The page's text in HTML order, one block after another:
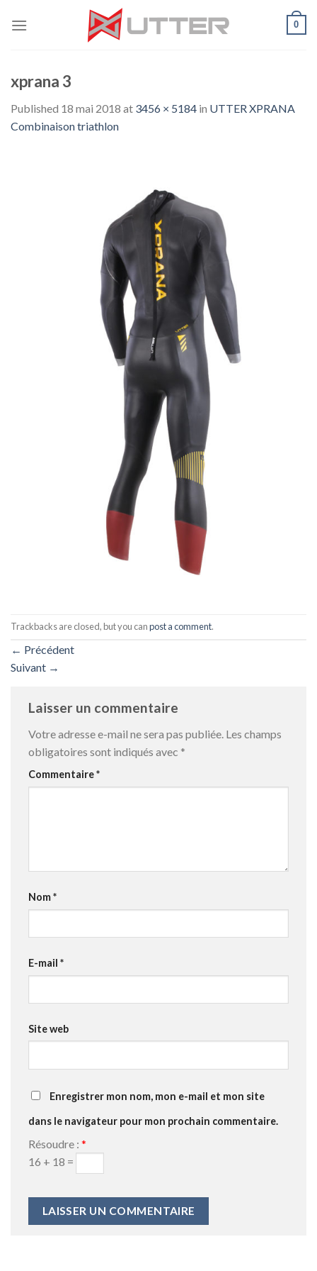
0
xprana 3
Published 18 mai 2018 at 3456 × 5184 in UTTER XPRANA
Combinaison triathlon
Trackbacks are closed, but you canpost a comment.
← Précédent
Suivant →
Laisser un commentaire
Votre adresse e-mail ne sera pas publiée. Les champs
obligatoires sont indiqués avec *
Commentaire*
Nom*
E-mail *
Site web
Enregistrer mon nom, mon e-mail et mon site
dans le navigateur pour mon prochain commentaire.
Résoudre : *
16 + 18 =